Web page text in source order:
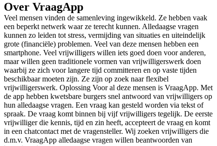
Over VraagApp
Veel mensen vinden de samenleving ingewikkeld. Ze hebben vaak
een beperkt netwerk waar ze terecht kunnen. Alledaagse vragen
kunnen zo leiden tot stress, vermijding van situaties en uiteindelijk
grote (financiële) problemen. Veel van deze mensen hebben een
smartphone. Veel vrijwilligers willen iets goed doen voor anderen,
maar willen geen traditionele vormen van vrijwilligerswerk doen
waarbij ze zich voor langere tijd committeren en op vaste tijden
beschikbaar moeten zijn. Ze zijn op zoek naar flexibel
vrijwilligerswerk. Oplossing Voor al deze mensen is VraagApp. Met
de app hebben kwetsbare burgers snel antwoord van vrijwilligers op
hun alledaagse vragen. Een vraag kan gesteld worden via tekst of
spraak. De vraag komt binnen bij vijf vrijwilligers tegelijk. De eerste
vrijwilliger die kennis, tijd en zin heeft, accepteert de vraag en komt
in een chatcontact met de vragensteller. Wij zoeken vrijwilligers die
d.m.v. VraagApp alledaagse vragen willen beantwoorden van